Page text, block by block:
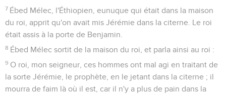
7 Ébed Mélec, l'Éthiopien, eunuque qui était dans la maison
du roi, apprit qu'on avait mis Jérémie dans la citerne. Le roi
était assis à la porte de Benjamin.
8 Ébed Mélec sortit de la maison du roi, et parla ainsi au roi :
9 O roi, mon seigneur, ces hommes ont mal agi en traitant de
la sorte Jérémie, le prophète, en le jetant dans la citerne ; il
mourra de faim là où il est, car il n'y a plus de pain dans la